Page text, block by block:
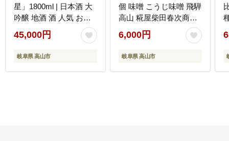
星」1800ml | 日本酒 大
吟醸 地酒 酒 人気 おす
すめ 飛騨高山 有限会社
舩坂酒造店 FB013VC13
45,000円
岐阜県 高山市
個 味噌 こうじ味噌 飛騨
高山 糀屋柴田春次商店
6,000円
岐阜県 高山市